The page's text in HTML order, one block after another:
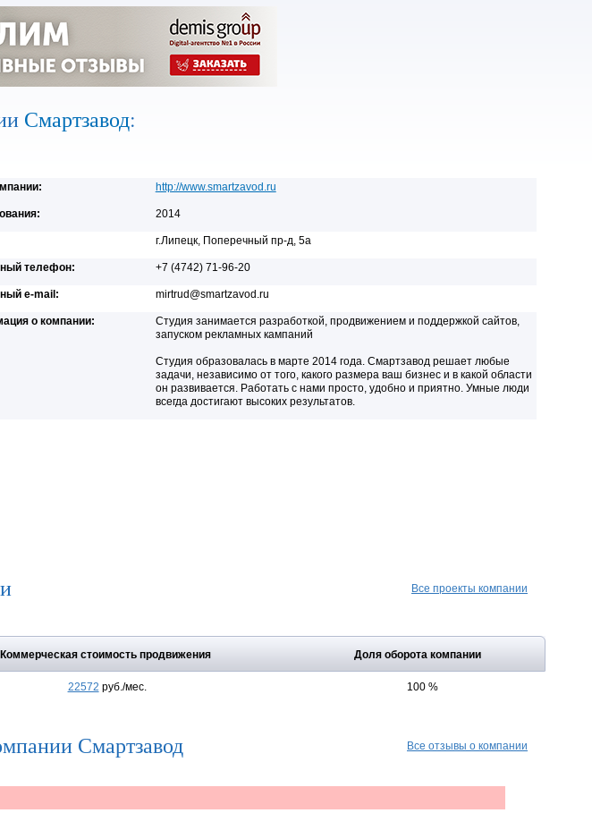
Смартзавод:
http://www.smartzavod.ru
2014
г.Липецк, Поперечный пр-д, 5а
телефон: +7 (4742) 71-96-20
e-mail: mirtrud@smartzavod.ru
о компании:
Студия занимается разработкой, продвижением и поддержкой сайтов,
запуском рекламных кампаний
Студия образовалась в марте 2014 года. Смартзавод решает любые
задачи, независимо от того, какого размера ваш бизнес и в какой области
он развивается. Работать с нами просто, удобно и приятно. Умные люди
всегда достигают высоких результатов.
Все проекты компании
Коммерческая стоимость продвижения Доля оборота компании
22572 руб./мес. 100 %
Смартзавод Все отзывы о компании